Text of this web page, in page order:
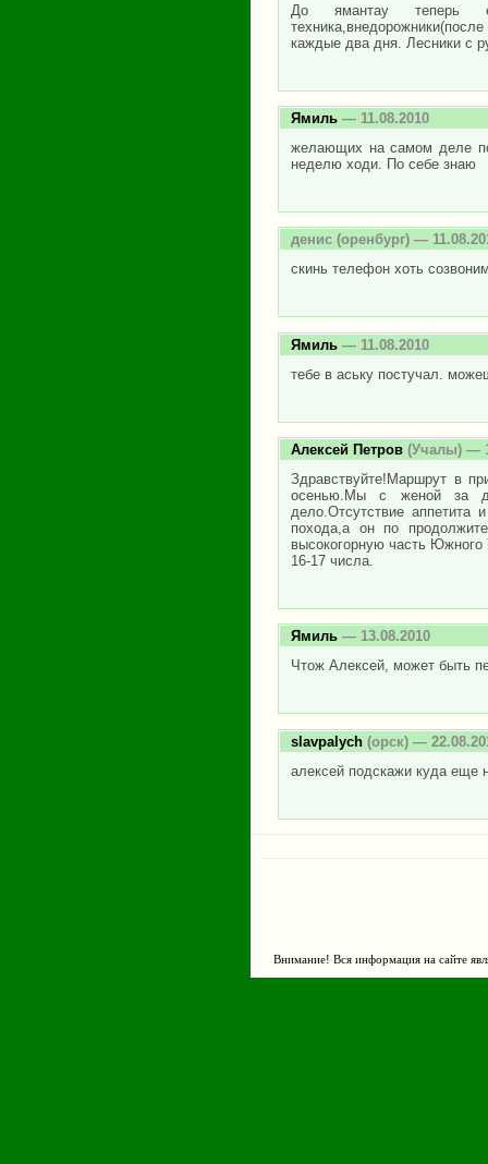
До ямантау теперь
каждые два дня. Лесники с
Ямиль — 11.08.2010
желающих на самом деле
неделю ходи. По себе знаю
денис (оренбург) —
скинь телефон хоть
Ямиль — 11.08.2010
тебе в аську постучал.
Алексей Петров (Учалы) —
Здравствуйте!Маршрут в
осенью.Мы с женой за
дело.Отсутствие аппетита
похода,а он по
высокогорную часть
16-17 числа.
Ямиль — 13.08.2010
Чтож Алексей, может быть
slavpalych (орск) —
алексей подскажи куда еще
Внимание! Вся информация на сайте